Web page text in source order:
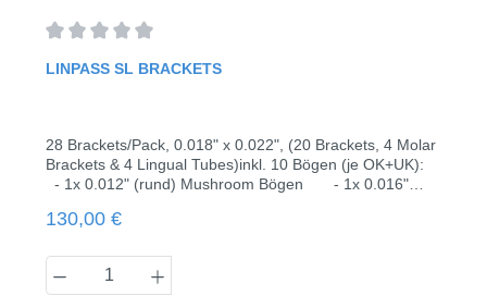
LINPASS SL BRACKETS
28 Brackets/Pack, 0.018" x 0.022", (20 Brackets, 4 Molar
Brackets & 4 Lingual Tubes)inkl. 10 Bögen (je OK+UK):
- 1x 0.012" (rund) Mushroom Bögen - 1x 0.016"
(vierkant) - 1x 0.016" x 0.022" (vierkant) - 1x
linguale Anwendungästhetische
BehandlungPräzisioneingebautes 3D DesignMIM
Regulärer Preis:
130,00 €
Produkt Anzahl: Gib den gewünschten